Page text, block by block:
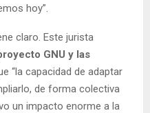
hoy”.
claro. Este jurista
GNU y las
“la capacidad de adaptar
de forma colectiva
un impacto enorme a la